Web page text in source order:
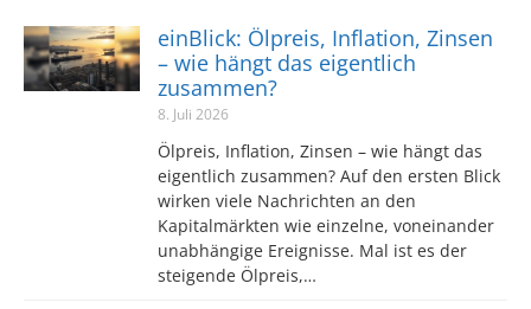
einBlick: Ölpreis, Inflation, Zinsen
– wie hängt das eigentlich
zusammen?
8. Juli 2026
Ölpreis, Inflation, Zinsen – wie hängt das
eigentlich zusammen? Auf den ersten Blick
wirken viele Nachrichten an den
Kapitalmärkten wie einzelne, voneinander
unabhängige Ereignisse. Mal ist es der
steigende Ölpreis,…